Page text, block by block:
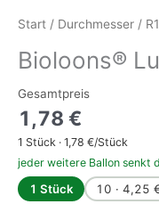
Start / Durchmesser /
Bioloons®
Gesamtpreis
1,78 €
1 Stück · 1,78 €/Stück
jeder weitere Ballon senkt
1 Stück 10 · 4,25